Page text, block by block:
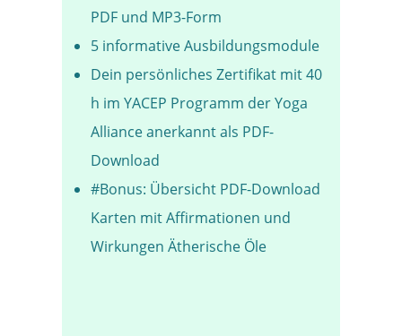
PDF und MP3-Form
5 informative Ausbildungsmodule
Dein persönliches Zertifikat mit 40
h im YACEP Programm der Yoga
Alliance anerkannt als PDF-
Download
#Bonus: Übersicht PDF-Download
Karten mit Affirmationen und
Wirkungen Ätherische Öle